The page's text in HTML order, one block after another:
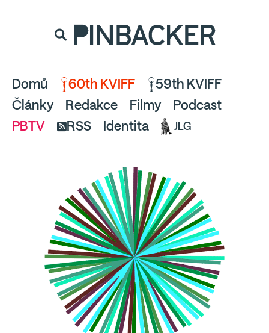
a pusťte se do čtení.
PINBACKER
Domů 60th KVIFF
59th KVIFF
Články
Redakce Filmy
Podcast
PBTV
RSS Identita JLG